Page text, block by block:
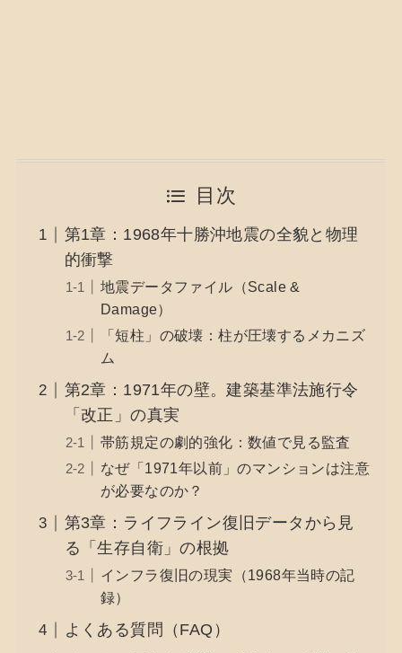
目次
第1章：1968年十勝沖地震の全貌と物理
的衝撃
地震データファイル（Scale &
Damage）
「短柱」の破壊：柱が圧壊するメカニズ
ム
第2章：1971年の壁。建築基準法施行令
「改正」の真実
帯筋規定の劇的強化：数値で見る監査
なぜ「1971年以前」のマンションは注意
が必要なのか？
第3章：ライフライン復旧データから見
る「生存自衛」の根拠
インフラ復旧の現実（1968年当時の記
録）
よくある質問（FAQ）